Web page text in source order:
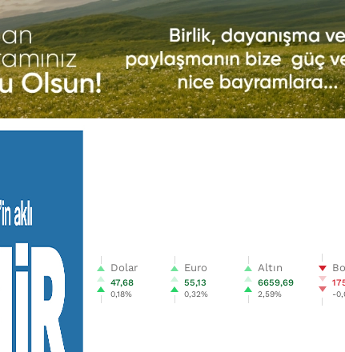
Dolar
47,68
0,18%
Euro
55,13
0,32%
Altın
6659,69
2,59% -